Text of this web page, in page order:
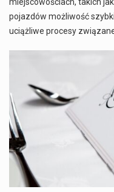
miejscowościach, takich
pojazdów możliwość
uciążliwe procesy